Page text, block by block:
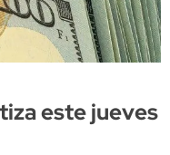
este jueves